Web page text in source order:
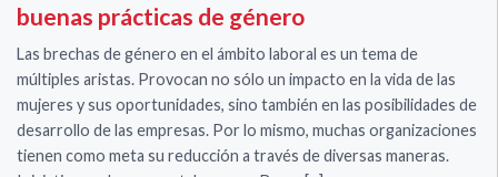
buenas prácticas de género
Las brechas de género en el ámbito laboral es un tema de
múltiples aristas. Provocan no sólo un impacto en la vida de las
mujeres y sus oportunidades, sino también en las posibilidades de
desarrollo de las empresas. Por lo mismo, muchas organizaciones
tienen como meta su reducción a través de diversas maneras.